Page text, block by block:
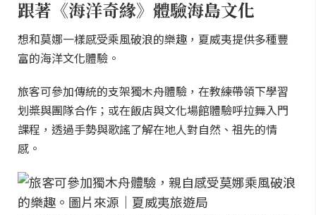
跟著《海洋奇緣》體驗海島文化
想和莫娜一樣感受乘風破浪的樂趣，夏威夷提供多種豐
富的海洋文化體驗。
旅客可參加傳統的支架獨木舟體驗，在教練帶領下學習
划槳與團隊合作；或在飯店與文化場館體驗呼拉舞入門
課程，透過手勢與歌謠了解在地人對自然、祖先的情
感。